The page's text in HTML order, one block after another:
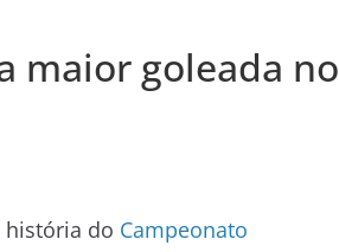
maior goleada no
história do Campeonato